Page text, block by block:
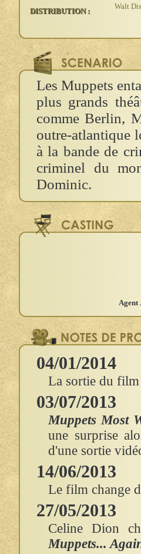
DISTRIBUTION :
Walt
Les Muppets
plus grands
comme Berlin,
outre-atlantique
à la bande de
criminel du
Dominic.
Agent
04/01/2014
La sortie du film
03/07/2013
Muppets Most
une surprise
d'une sortie
14/06/2013
Le film change
27/05/2013
Celine Dion
Muppets...